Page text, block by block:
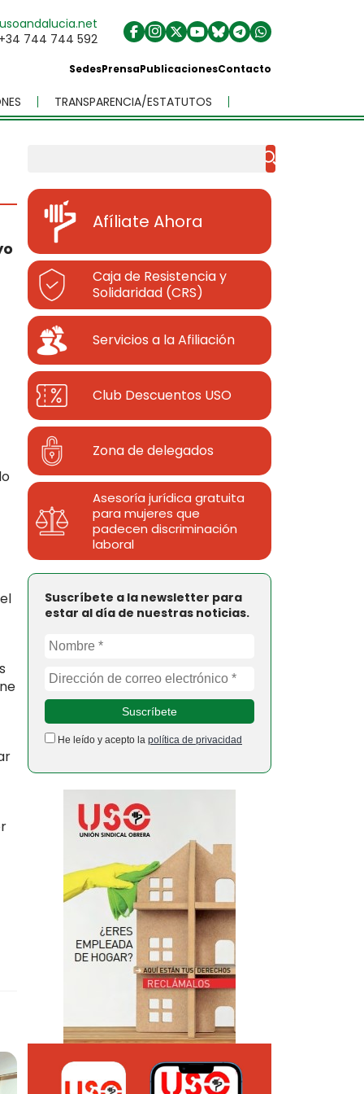
744 744 592
SedesPrensaPublicacionesContacto
TRANSPARENCIA/ESTATUTOS
Afíliate Ahora
Caja de Resistencia y
Solidaridad (CRS)
Servicios a la Afiliación
Club Descuentos USO
Zona de delegados
Asesoría jurídica gratuita
para mujeres que
padecen discriminación
laboral
Suscríbete a la newsletter para
estar al día de nuestras noticias.
He leído y acepto la política de privacidad